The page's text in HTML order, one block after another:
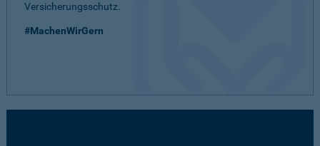
Versicherungsschutz.
#MachenWirGern